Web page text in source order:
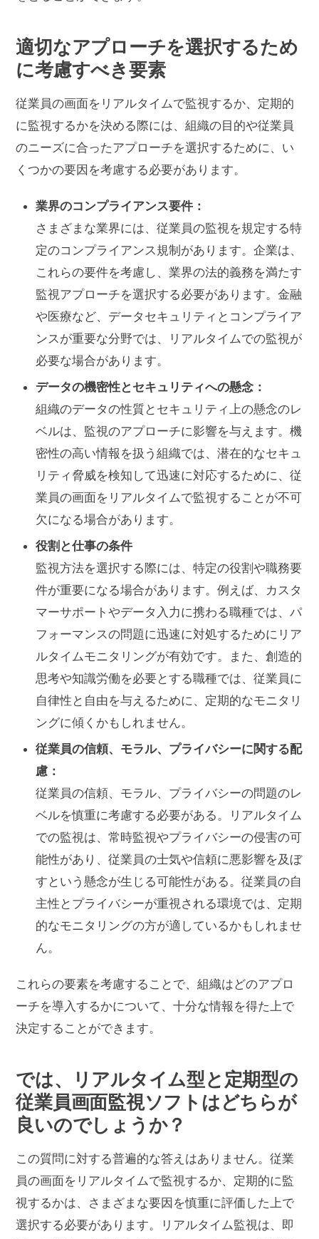
適切なアプローチを選択するため
に考慮すべき要素
従業員の画面をリアルタイムで監視するか、定期的
に監視するかを決める際には、組織の目的や従業員
のニーズに合ったアプローチを選択するために、い
くつかの要因を考慮する必要があります。
業界のコンプライアンス要件：
さまざまな業界には、従業員の監視を規定する特
定のコンプライアンス規制があります。企業は、
これらの要件を考慮し、業界の法的義務を満たす
監視アプローチを選択する必要があります。金融
や医療など、データセキュリティとコンプライア
ンスが重要な分野では、リアルタイムでの監視が
必要な場合があります。
データの機密性とセキュリティへの懸念：
組織のデータの性質とセキュリティ上の懸念のレ
ベルは、監視のアプローチに影響を与えます。機
密性の高い情報を扱う組織では、潜在的なセキュ
リティ脅威を検知して迅速に対応するために、従
業員の画面をリアルタイムで監視することが不可
欠になる場合があります。
役割と仕事の条件
監視方法を選択する際には、特定の役割や職務要
件が重要になる場合があります。例えば、カスタ
マーサポートやデータ入力に携わる職種では、パ
フォーマンスの問題に迅速に対処するためにリア
ルタイムモニタリングが有効です。また、創造的
思考や知識労働を必要とする職種では、従業員に
自律性と自由を与えるために、定期的なモニタリ
ングに傾くかもしれません。
従業員の信頼、モラル、プライバシーに関する配
慮：
従業員の信頼、モラル、プライバシーの問題のレ
ベルを慎重に考慮する必要がある。リアルタイム
での監視は、常時監視やプライバシーの侵害の可
能性があり、従業員の士気や信頼に悪影響を及ぼ
すという懸念が生じる可能性がある。従業員の自
主性とプライバシーが重視される環境では、定期
的なモニタリングの方が適しているかもしれませ
ん。
これらの要素を考慮することで、組織はどのアプロ
ーチを導入するかについて、十分な情報を得た上で
決定することができます。
では、リアルタイム型と定期型の
従業員画面監視ソフトはどちらが
良いのでしょうか？
この質問に対する普遍的な答えはありません。従業
員の画面をリアルタイムで監視するか、定期的に監
視するかは、さまざまな要因を慎重に評価した上で
選択する必要があります。リアルタイム監視は、即